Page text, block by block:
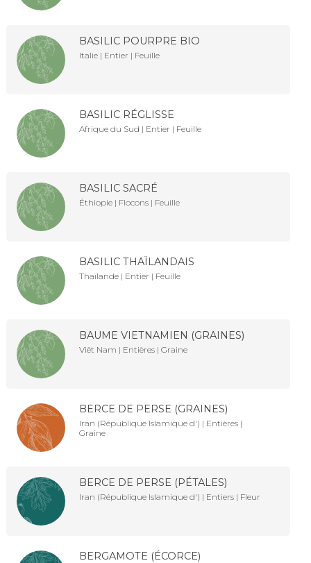
BASILIC POURPRE BIO
Italie | Entier | Feuille
BASILIC RÉGLISSE
Afrique du Sud | Entier | Feuille
BASILIC SACRÉ
Éthiopie | Flocons | Feuille
BASILIC THAÏLANDAIS
Thaïlande | Entier | Feuille
BAUME VIETNAMIEN (GRAINES)
Viêt Nam | Entières | Graine
BERCE DE PERSE (GRAINES)
Iran (République Islamique d') | Entières |
Graine
BERCE DE PERSE (PÉTALES)
Iran (République Islamique d') | Entiers | Fleur
BERGAMOTE (ÉCORCE)